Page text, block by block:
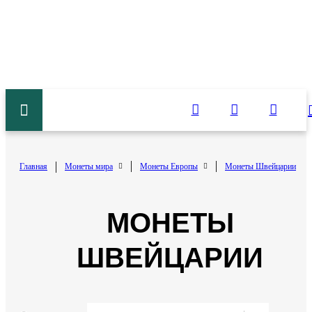
Главная Монеты мира Монеты Европы Монеты Швейцарии
МОНЕТЫ
ШВЕЙЦАРИИ